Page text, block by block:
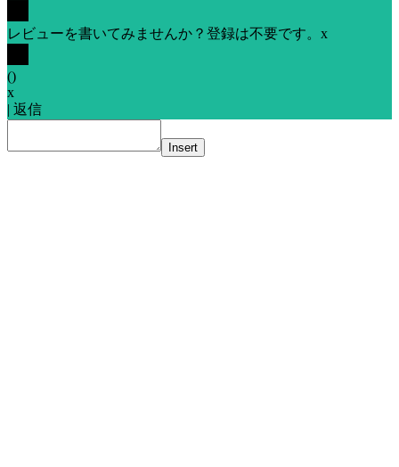
レビューを書いてみませんか？登録は不要です。 x
()
x
| 返信
Insert